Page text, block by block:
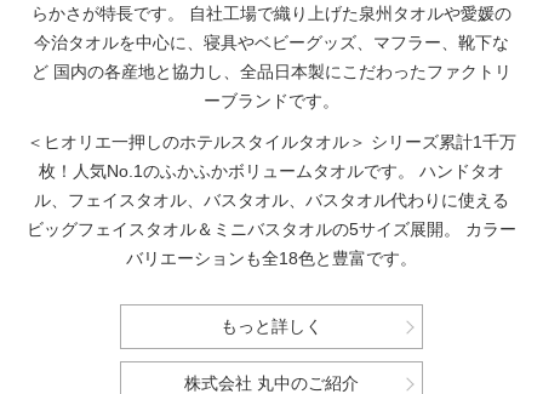
らかさが特長です。
自社工場で織り上げた泉州タオルや愛媛の
今治タオルを中心に、寝具やベビーグッズ、マフラー、靴下な
ど 国内の各産地と協力し、全品日本製にこだわったファクトリ
ーブランドです。
＜ヒオリエ一押しのホテルスタイルタオル＞ シリーズ累計1千万
枚！人気No.1のふかふかボリュームタオルです。
ハンドタオ
ル、フェイスタオル、バスタオル、バスタオル代わりに使える
ビッグフェイスタオル＆ミニバスタオルの5サイズ展開。
カラー
バリエーションも全18色と豊富です。
もっと詳しく
株式会社 丸中のご紹介